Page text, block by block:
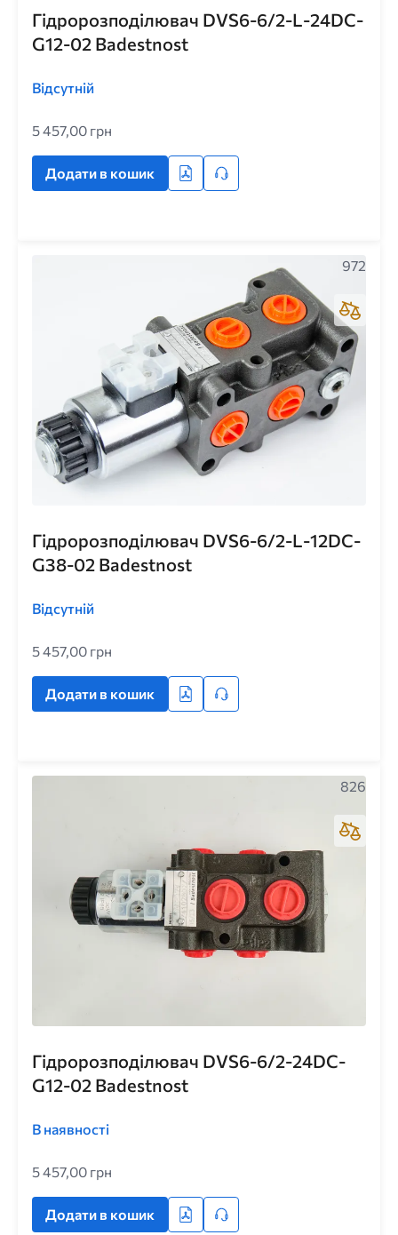
Гідророзподілювач DVS6-6/2-L-24DC-
G12-02 Badestnost
Відсутній
5 457,00 грн
Додати в кошик
Гідророзподілювач DVS6-6/2-L-12DC-
G38-02 Badestnost
Відсутній
5 457,00 грн
Додати в кошик
972
Гідророзподілювач DVS6-6/2-24DC-
G12-02 Badestnost
В наявності
5 457,00 грн
Додати в кошик
826